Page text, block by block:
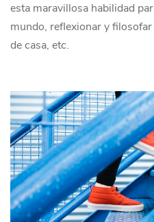
esta maravillosa habilidad
mundo, reflexionar y
de casa, etc.